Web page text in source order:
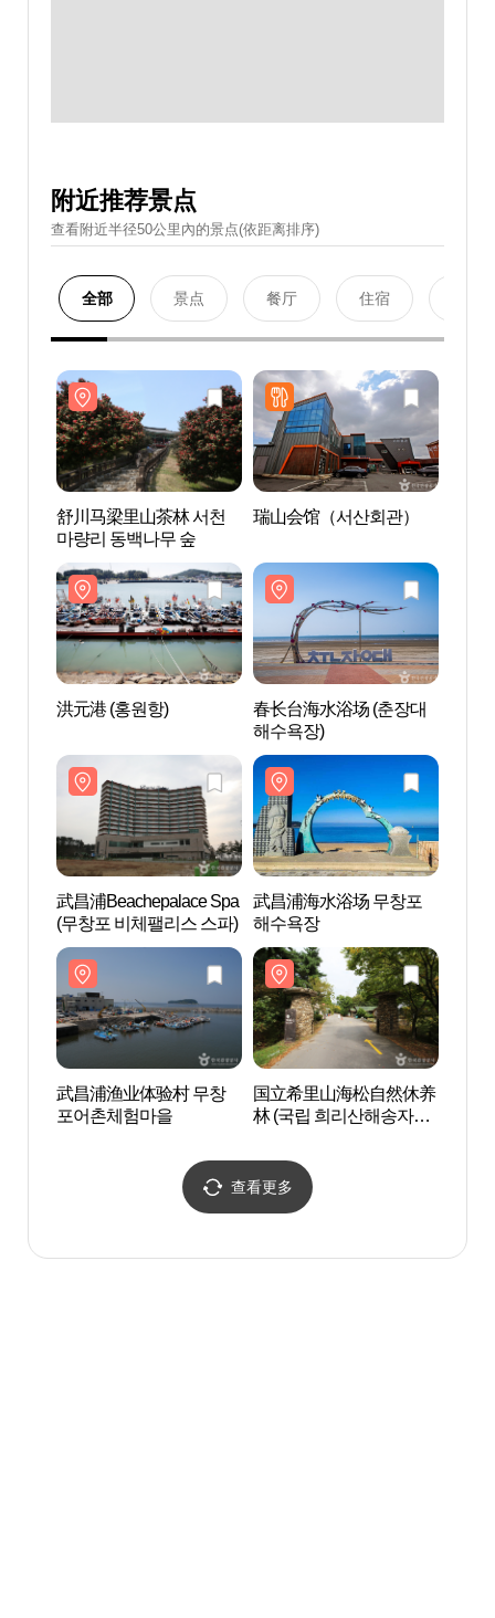
附近推荐景点
查看附近半径50公里內的景点(依距离排序)
全部 景点 餐厅 住宿
舒川马梁里山茶林 서천
마량리 동백나무 숲
瑞山会馆（서산회관）
洪元港 (홍원항)
春长台海水浴场 (춘장대
해수욕장)
武昌浦Beachepalace Spa
(무창포 비체팰리스 스파)
武昌浦海水浴场 무창포
해수욕장
武昌浦渔业体验村 무창
포어촌체험마을
国立希里山海松自然休养
林 (국립 희리산해송자연
查看更多